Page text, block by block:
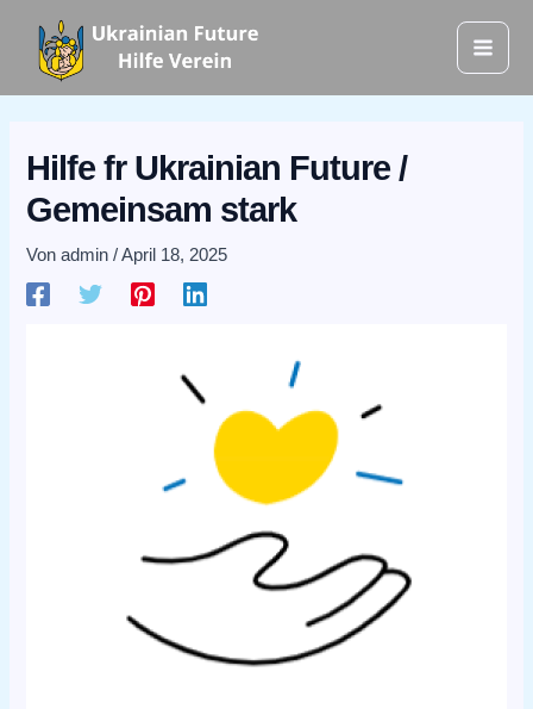
springen
Hilfe fr Ukrainian Future /
Gemeinsam stark
Vonadmin/April 18, 2025